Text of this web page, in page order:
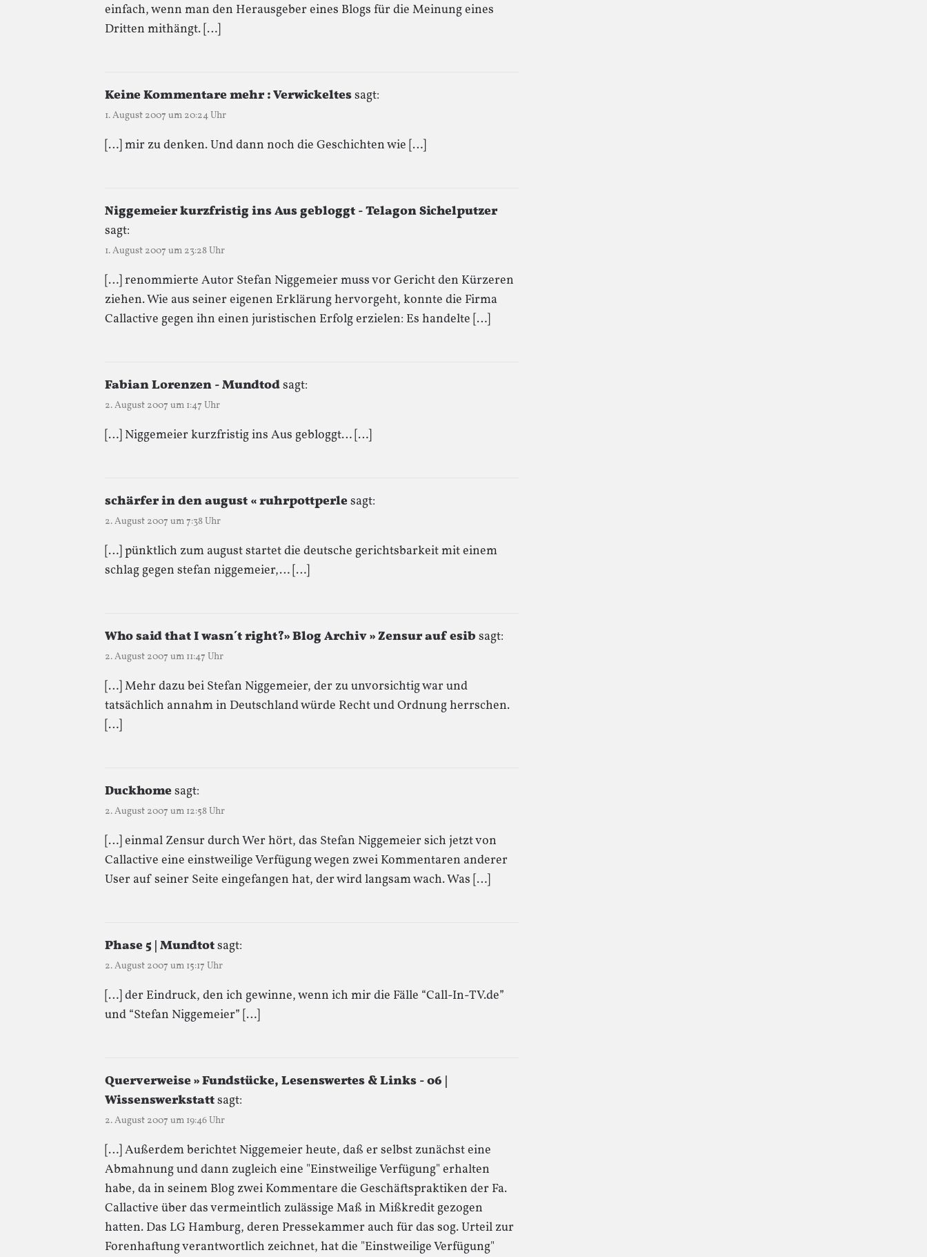
einfach, wenn man den Herausgeber eines Blogs für die Meinung eines
Dritten mithängt. […]
Keine Kommentare mehr : Verwickeltessagt:
1. August 2007 um 20:24 Uhr
[…] mir zu denken. Und dann noch die Geschichten wie […]
Niggemeier kurzfristig ins Aus gebloggt - Telagon Sichelputzer
sagt:
1. August 2007 um 23:28 Uhr
[…] renommierte Autor Stefan Niggemeier muss vor Gericht den Kürzeren
ziehen. Wie aus seiner eigenen Erklärung hervorgeht, konnte die Firma
Callactive gegen ihn einen juristischen Erfolg erzielen: Es handelte […]
Fabian Lorenzen - Mundtodsagt:
2. August 2007 um 1:47 Uhr
[…] Niggemeier kurzfristig ins Aus gebloggt… […]
schärfer in den august « ruhrpottperlesagt:
2. August 2007 um 7:38 Uhr
[…] pünktlich zum august startet die deutsche gerichtsbarkeit mit einem
schlag gegen stefan niggemeier,… […]
Who said that I wasn´t right?» Blog Archiv » Zensur auf esib sagt:
2. August 2007 um 11:47 Uhr
[…] Mehr dazu bei Stefan Niggemeier, der zu unvorsichtig war und
tatsächlich annahm in Deutschland würde Recht und Ordnung herrschen.
[…]
Duckhomesagt:
2. August 2007 um 12:58 Uhr
[…] einmal Zensur durch Wer hört, das Stefan Niggemeier sich jetzt von
Callactive eine einstweilige Verfügung wegen zwei Kommentaren anderer
User auf seiner Seite eingefangen hat, der wird langsam wach. Was […]
Phase 5 | Mundtotsagt:
2. August 2007 um 15:17 Uhr
[…] der Eindruck, den ich gewinne, wenn ich mir die Fälle “Call-In-TV.de”
und “Stefan Niggemeier” […]
Querverweise » Fundstücke, Lesenswertes & Links - 06 |
Wissenswerkstattsagt:
2. August 2007 um 19:46 Uhr
[…] Außerdem berichtet Niggemeier heute, daß er selbst zunächst eine
Abmahnung und dann zugleich eine "Einstweilige Verfügung" erhalten
habe, da in seinem Blog zwei Kommentare die Geschäftspraktiken der Fa.
Callactive über das vermeintlich zulässige Maß in Mißkredit gezogen
hatten. Das LG Hamburg, deren Pressekammer auch für das sog. Urteil zur
Forenhaftung verantwortlich zeichnet, hat die "Einstweilige Verfügung"